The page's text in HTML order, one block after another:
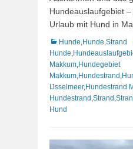
Hundeauslaufgebiet
Urlaub mit Hund in
Kategorien
Hunde Hunde Strand
Hunde
Makkum Hundegebiet
Makkum Hundestrand
IJsselmeer, Hundestrand
Hundestrand Strand
Hund